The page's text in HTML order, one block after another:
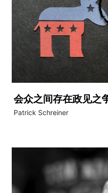
会众之间存在政见之
​Patrick Schreiner